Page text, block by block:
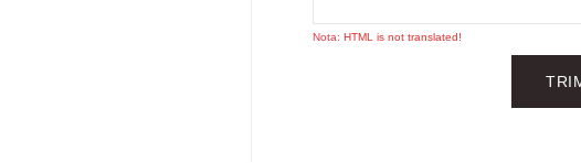
Nota: HTML is not translated!